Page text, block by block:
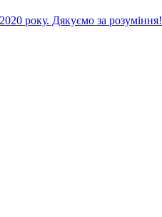
року. Дякуємо за розуміння!